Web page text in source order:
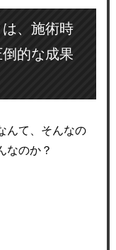
は、施術時
的な成果
んて、そんなの
なのか？